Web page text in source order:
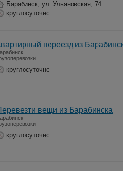
Барабинск, ул. Ульяновская, 74
круглосуточно
переезд из
круглосуточно
вещи из Барабинска
круглосуточно